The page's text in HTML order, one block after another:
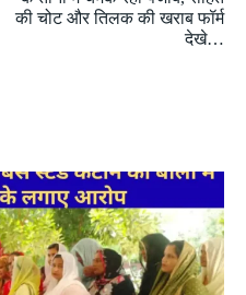
की चोट और तिलक की खराब फॉर्म
देखे…